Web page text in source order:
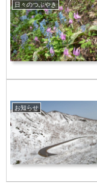
日々のつぶやき
お知らせ